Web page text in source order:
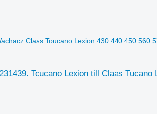
Claas Toucano Lexion 430 440 450 560
Toucano Lexion till Claas